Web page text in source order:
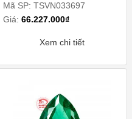
Mã SP: TSVN033697
Giá:66.227.000₫
Xem chi tiết